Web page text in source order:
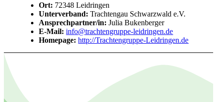
Ort: 72348 Leidringen
Unterverband: Trachtengau Schwarzwald e.V.
Ansprechpartner/in: Julia Bukenberger
E-Mail: info@trachtengruppe-leidringen.de
Homepage: http://Trachtengruppe-Leidringen.de